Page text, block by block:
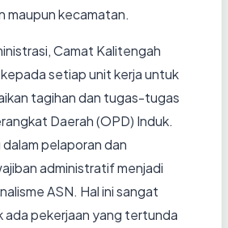
maupun kecamatan.
Camat Kalitengah
setiap unit kerja untuk
tagihan dan tugas-tugas
Daerah (OPD) Induk.
pelaporan dan
administratif menjadi
ASN. Hal ini sangat
ada pekerjaan yang tertunda